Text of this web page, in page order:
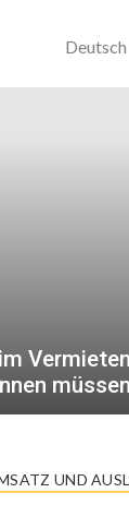
Deutsch
müssen
UND